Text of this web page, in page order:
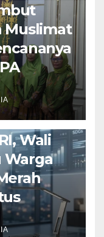
Muslimat
Wali
Warga